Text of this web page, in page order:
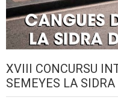
XVIII CONCURSU
SEMEYES LA SIDRA